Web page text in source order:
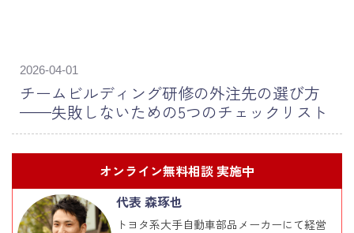
2026-04-01
チームビルディング研修の外注先の選び方
——失敗しないための5つのチェックリスト
オンライン無料相談 実施中
代表 森琢也
トヨタ系大手自動車部品メーカーにて経営